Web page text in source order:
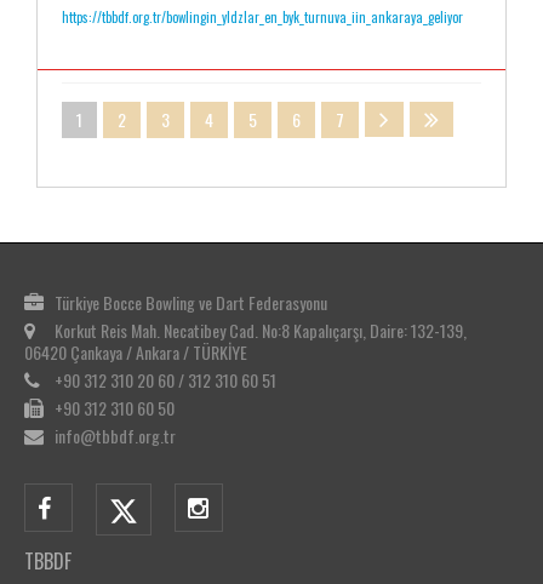
https://tbbdf.org.tr/bowlingin_yldzlar_en_byk_turnuva_iin_ankaraya_geliyor
1 2 3 4 5 6 7
Türkiye Bocce Bowling ve Dart Federasyonu
Korkut Reis Mah. Necatibey Cad. No:8 Kapalıçarşı, Daire: 132-139,
06420 Çankaya / Ankara / TÜRKİYE
+90 312 310 20 60 / 312 310 60 51
+90 312 310 60 50
info@tbbdf.org.tr
TBBDF